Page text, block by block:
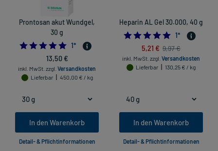
Prontosan akut Wundgel,
30 g
5.0
1*
13,50 €
inkl. MwSt. zzgl. Versandkosten
Lieferbar
450,00 € / kg
In den Warenkorb
Detail- & Pflichtinformationen
Heparin AL Gel 30.000, 40 g
5.0
1*
5,21 € 9,97 €
inkl. MwSt. zzgl. Versandkosten
Lieferbar
130,25 € / kg
In den Warenkorb
Detail- & Pflichtinformationen